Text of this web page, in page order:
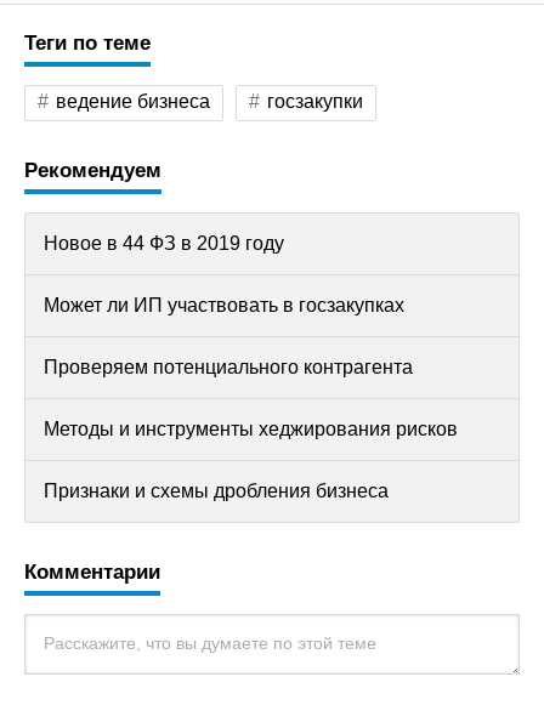
Теги по теме
ведение бизнеса госзакупки
Рекомендуем
Новое в 44 ФЗ в 2019 году
Может ли ИП участвовать в госзакупках
Проверяем потенциального контрагента
Методы и инструменты хеджирования рисков
Признаки и схемы дробления бизнеса
Комментарии